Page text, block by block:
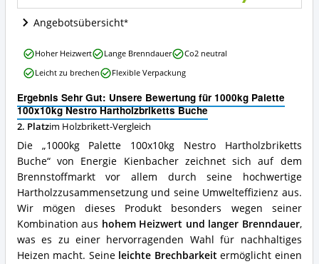
ist
dieses
erhältlich?
Angebotsübersicht
Ergebnis Sehr Gut: Unsere Bewertung für 1000kg Palette
100x10kg Nestro Hartholzbriketts Buche
2. Platzim Holzbrikett-Vergleich
Die „1000kg Palette 100x10kg Nestro Hartholzbriketts
Buche“ von Energie Kienbacher zeichnet sich auf dem
Brennstoffmarkt vor allem durch seine hochwertige
Hartholzzusammensetzung und seine Umwelteffizienz aus.
Wir mögen dieses Produkt besonders wegen seiner
Kombination aus hohem Heizwert und langer Brenndauer,
was es zu einer hervorragenden Wahl für nachhaltiges
Heizen macht. Seine leichte Brechbarkeitermöglicht einen
1000kg
Palette
100x10kg
Hartholzbriketts
Buche
Vorteile:
Was
spricht
für
dieses
Holzbrikett?
Hoher Heizwert Lange Brenndauer
Co2 neutral
Leicht zu brechen
Flexible Verpackung